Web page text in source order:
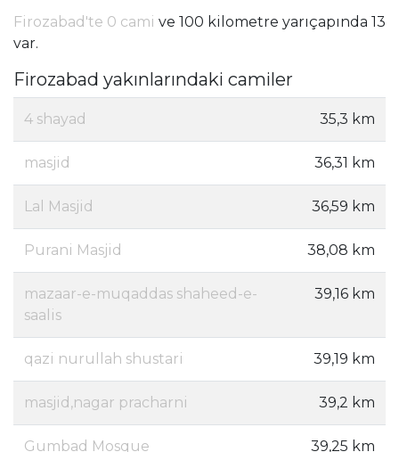
Firozabad'te 0 cami ve 100 kilometre yarıçapında 13
var.
Firozabad yakınlarındaki camiler
4 shayad 35,3 km
masjid 36,31 km
Lal Masjid 36,59 km
Purani Masjid 38,08 km
mazaar-e-muqaddas shaheed-e-
saalis
39,16 km
qazi nurullah shustari 39,19 km
masjid,nagar pracharni 39,2 km
Gumbad Mosque 39,25 km